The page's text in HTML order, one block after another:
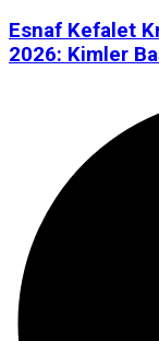
Esnaf Kefalet
2026: Kimler